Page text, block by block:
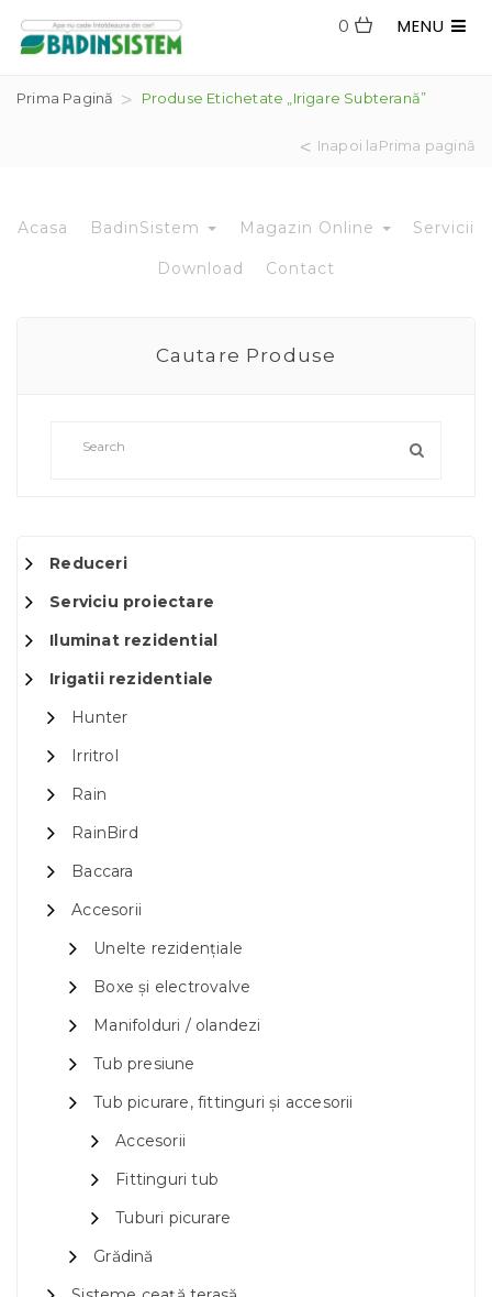
MENU
0
Prima Pagină Produse Etichetate „irigare Subterană”
Inapoi laPrima pagină
Acasa BadinSistem Magazin Online Servicii
Download Contact
Cautare Produse
Reduceri
Serviciu proiectare
Iluminat rezidential
Irigatii rezidentiale
Hunter
Irritrol
Rain
RainBird
Baccara
Accesorii
Unelte rezidențiale
Boxe și electrovalve
Manifolduri / olandezi
Tub presiune
Tub picurare, fittinguri și accesorii
Accesorii
Fittinguri tub
Tuburi picurare
Grădină